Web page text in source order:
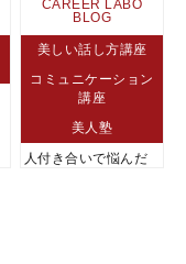
CAREER LABO
BLOG
美しい話し方講座
コミュニケーション
講座
美人塾
人付き合いで悩んだ